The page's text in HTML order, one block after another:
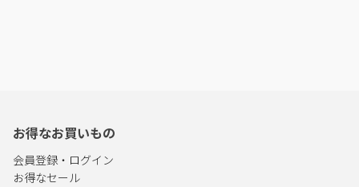
お得なお買いもの
会員登録・ログイン
お得なセール